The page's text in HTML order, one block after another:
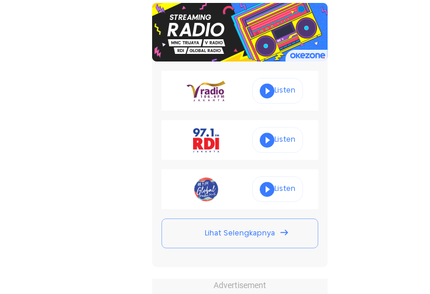
Listen
Listen
Listen
Lihat Selengkapnya
Advertisement